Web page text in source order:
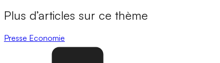
Plus d’articles sur ce thème
Presse Economie